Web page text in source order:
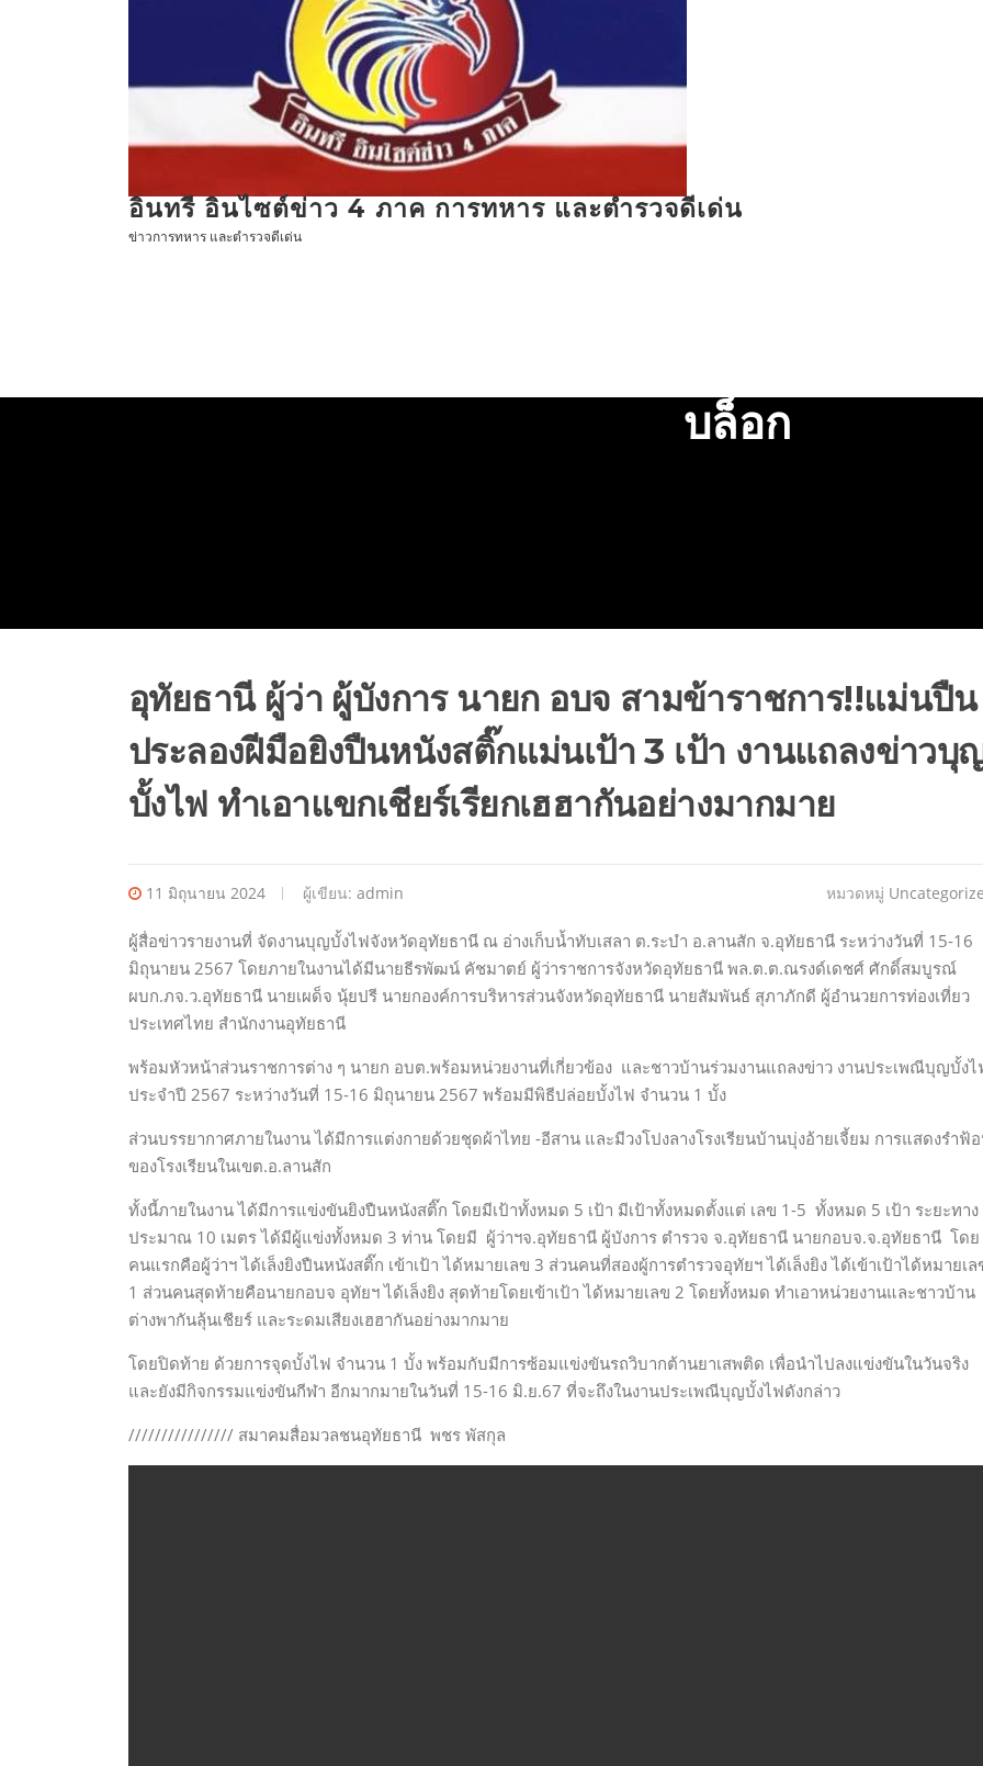
อินทรี อินไซต์ข่าว 4 ภาค การทหาร และตำรวจดีเด่น
ข่าวการทหาร และตำรวจดีเด่น
บล็อก
อุทัยธานี ผู้ว่า ผู้บังการ นายก อบจ สามข้าราชการ!!แม่นปืน
ประลองฝีมือยิงปืนหนังสติ๊กแม่นเป้า 3 เป้า งานแถลงข่าวบุ
บั้งไฟ ทำเอาแขกเชียร์เรียกเฮฮากันอย่างมากมาย
11 มิถุนายน 2024 ผู้เขียน: admin หมวดหมู่
ผู้สื่อข่าวรายงานที่ จัดงานบุญบั้งไฟจังหวัดอุทัยธานี ณ อ่างเก็บน้ำทับเสลา ต.ระบำ อ.ลานสัก จ.อุทัยธานี ระหว่างวันที่ 15-16
มิถุนายน 2567 โดยภายในงานได้มีนายธีรพัฒน์ คัชมาตย์ ผู้ว่าราชการจังหวัดอุทัยธานี พล.ต.ต.ณรงด์เดชศ์ ศักดิ์สมบูรณ์
ผบก.ภจ.ว.อุทัยธานี นายเผด็จ นุ้ยปรี นายกองค์การบริหารส่วนจังหวัดอุทัยธานี นายสัมพันธ์ สุภาภักดี ผู้อำนวยการท่องเที่ยว
ประเทศไทย สำนักงานอุทัยธานี
พร้อมหัวหน้าส่วนราชการต่าง ๆ นายก อบต.พร้อมหน่วยงานที่เกี่ยวข้อง และชาวบ้านร่วมงานแถลงข่าว งานประเพณีบุญบั้งไ
ประจำปี 2567 ระหว่างวันที่ 15-16 มิถุนายน 2567 พร้อมมีพิธีปล่อยบั้งไฟ จำนวน 1 บั้ง
ส่วนบรรยากาศภายในงาน ได้มีการแต่งกายด้วยชุดผ้าไทย -อีสาน และมีวงโปงลางโรงเรียนบ้านบุ่งอ้ายเจี้ยม การแสดงรำฟ้
ของโรงเรียนในเขต.อ.ลานสัก
ทั้งนี้ภายในงาน ได้มีการแข่งขันยิงปืนหนังสติ๊ก โดยมีเป้าทั้งหมด 5 เป้า มีเป้าทั้งหมดตั้งแต่ เลข 1-5 ทั้งหมด 5 เป้า ระยะทาง
ประมาณ 10 เมตร ได้มีผู้แข่งทั้งหมด 3 ท่าน โดยมี ผู้ว่าฯจ.อุทัยธานี ผู้บังการ ตำรวจ จ.อุทัยธานี นายกอบจ.จ.อุทัยธานี โดย
คนแรกคือผู้ว่าฯ ได้เล็งยิงปืนหนังสติ๊ก เข้าเป้า ได้หมายเลข 3 ส่วนคนที่สองผู้การตำรวจอุทัยฯ ได้เล็งยิง ได้เข้าเป้าได้หมายเล
1 ส่วนคนสุดท้ายคือนายกอบจ อุทัยฯ ได้เล็งยิง สุดท้ายโดยเข้าเป้า ได้หมายเลข 2 โดยทั้งหมด ทำเอาหน่วยงานและชาวบ้าน
ต่างพากันลุ้นเชียร์ และระดมเสียงเฮฮากันอย่างมากมาย
โดยปิดท้าย ด้วยการจุดบั้งไฟ จำนวน 1 บั้ง พร้อมกับมีการซ้อมแข่งขันรถวิบากต้านยาเสพติด เพื่อนำไปลงแข่งขันในวันจริง
และยังมีกิจกรรมแข่งขันกีฬา อีกมากมายในวันที่ 15-16 มิ.ย.67 ที่จะถึงในงานประเพณีบุญบั้งไฟดังกล่าว
//////////////// สมาคมสื่อมวลชนอุทัยธานี พชร พัสกุล